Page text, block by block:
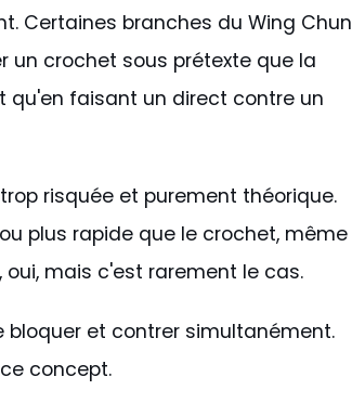
Certaines branches du Wing Chun
un crochet sous prétexte que la
qu'en faisant un direct contre un
risquée et purement théorique.
plus rapide que le crochet, même
mais c'est rarement le cas.
bloquer et contrer simultanément.
concept.